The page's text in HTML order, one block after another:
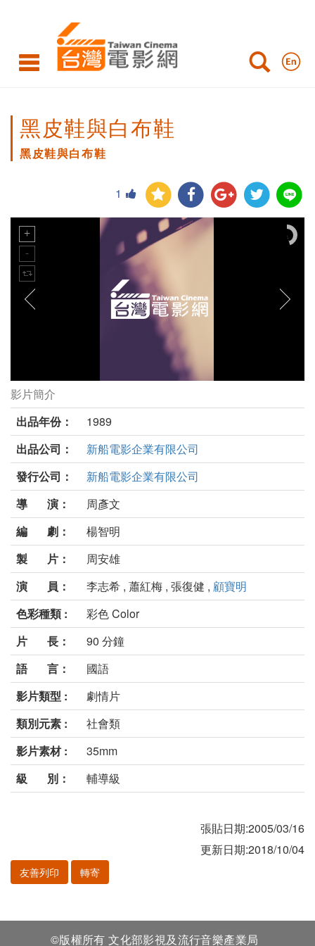
黑皮鞋與白布鞋
黑皮鞋與白布鞋
1
黑皮鞋與白布鞋劇照
影片簡介
出品年份：
1989
出品公司：
新船電影企業有限公司
發行公司：
新船電影企業有限公司
導 演：
周彥文
編 劇：
楊智明
製 片：
周安雄
演 員：
李志希 , 蕭紅梅 , 張復健 , 顧寶明
色彩種類 :
彩色 Color
片 長：
90 分鐘
語 言：
國語
影片類型 :
劇情片
類別元素 :
社會類
影片素材 :
35mm
級 別：
輔導級
張貼日期:2005/03/16
更新日期:2018/10/04
友善列印 轉寄
©版權所有 文化部影視及流行音樂產業局